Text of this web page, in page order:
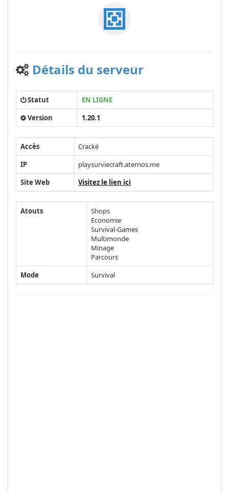
Détails du serveur
Statut
EN LIGNE
Version
1.20.1
Accès
Cracké
IP
playsurviecraft.aternos.me
Site Web
Visitez le lien ici
Atouts
Shops
Economie
Survival-Games
Multimonde
Minage
Parcours
Mode
Survival